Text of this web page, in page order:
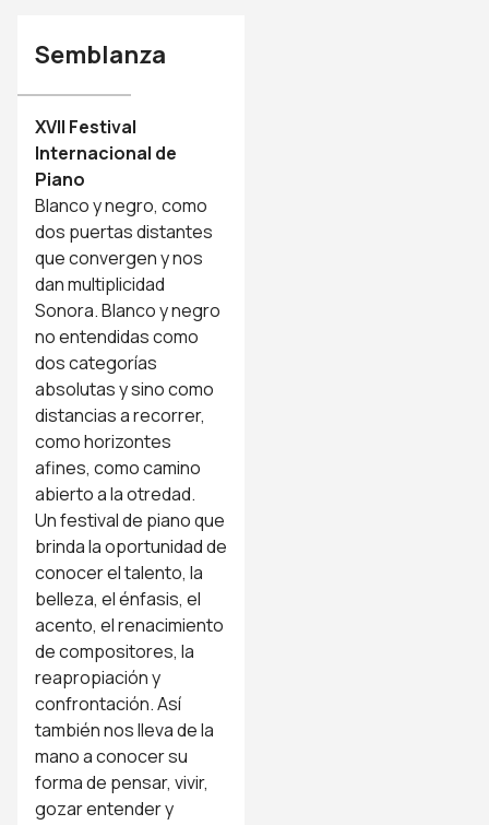
Semblanza
XVII Festival
Internacional de
Piano
Blanco y negro, como
dos puertas distantes
que convergen y nos
dan multiplicidad
Sonora. Blanco y negro
no entendidas como
dos categorías
absolutas y sino como
distancias a recorrer,
como horizontes
afines, como camino
abierto a la otredad.
Un festival de piano que
brinda la oportunidad de
conocer el talento, la
belleza, el énfasis, el
acento, el renacimiento
de compositores, la
reapropiación y
confrontación. Así
también nos lleva de la
mano a conocer su
forma de pensar, vivir,
gozar entender y